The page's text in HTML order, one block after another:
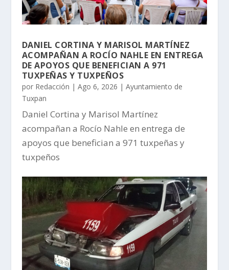
DANIEL CORTINA Y MARISOL MARTÍNEZ
ACOMPAÑAN A ROCÍO NAHLE EN ENTREGA
DE APOYOS QUE BENEFICIAN A 971
TUXPEÑAS Y TUXPEÑOS
por Redacción | Ago 6, 2026 | Ayuntamiento de
Tuxpan
Daniel Cortina y Marisol Martínez
acompañan a Rocío Nahle en entrega de
apoyos que benefician a 971 tuxpeñas y
tuxpeños